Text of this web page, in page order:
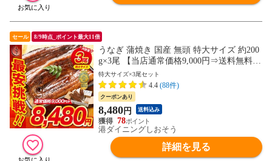
セール 8/9時点_ポイント最大11倍
うなぎ 蒲焼き 国産 無頭 特大サイズ 約200
g×3尾 【当店通常価格9,000円⇒送料無料8,
480円！】ウナギ 鰻 プレゼント 贈り物 ギ
フト
特大サイズ×3尾セット
4.4 (88件)
クーポンあり
8,480円 送料込み
78
港ダイニングしおそう
詳細を見る